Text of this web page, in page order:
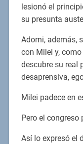
lesionó el
su presunta
Adorni, además,
con Milei y, como
descubre su real
desaprensiva,
Milei padece en
Pero el congreso
Así lo expresó el